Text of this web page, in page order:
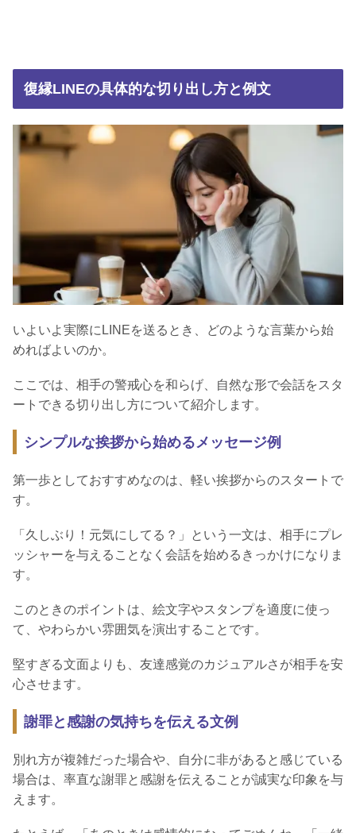
復縁LINEの具体的な切り出し方と例文
いよいよ実際にLINEを送るとき、どのような言葉から始
めればよいのか。
ここでは、相手の警戒心を和らげ、自然な形で会話をスタ
ートできる切り出し方について紹介します。
シンプルな挨拶から始めるメッセージ例
第一歩としておすすめなのは、軽い挨拶からのスタートで
す。
「久しぶり！元気にしてる？」という一文は、相手にプレ
ッシャーを与えることなく会話を始めるきっかけになりま
す。
このときのポイントは、絵文字やスタンプを適度に使っ
て、やわらかい雰囲気を演出することです。
堅すぎる文面よりも、友達感覚のカジュアルさが相手を安
心させます。
謝罪と感謝の気持ちを伝える文例
別れ方が複雑だった場合や、自分に非があると感じている
場合は、率直な謝罪と感謝を伝えることが誠実な印象を与
えます。